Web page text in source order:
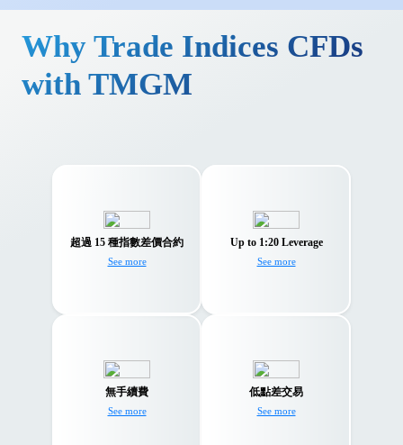
Why Trade Indices CFDs
with TMGM
超過 15 種指數差價合約
See more
取得美國、歐盟、英
國、澳洲和亞洲指
Up to 1:20 Leverage
See more
Trade CFDs on indices
with leverage of up to
無手續費
See more
交易無任何手續費的
差價合約。
低點差交易
See more
我們專有的 TMGM 聚
合引擎可協助您始終
獲得最佳點差。